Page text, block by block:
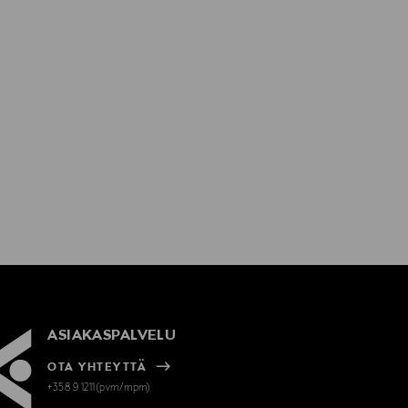
ASIAKASPALVELU
OTA YHTEYTTÄ
+358 9 1211(pvm/mpm)